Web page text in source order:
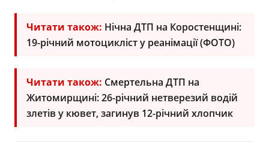
Читати також: Нічна ДТП на Коростенщині:
19-річний мотоцикліст у реанімації (ФОТО)
Читати також: Смертельна ДТП на
Житомирщині: 26-річний нетверезий водій
злетів у кювет, загинув 12-річний хлопчик